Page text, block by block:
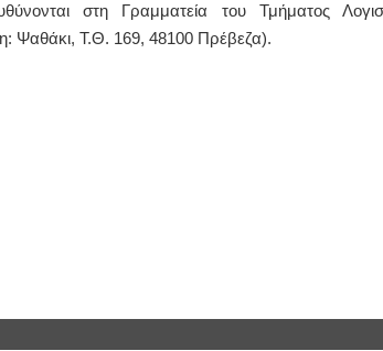
στη Γραμματεία του Τμήματος
Ψαθάκι, Τ.Θ. 169, 48100 Πρέβεζα).
ΚΩΝΣΤΑΝΤΙΝΟΣ Ε. ΑΡΩΝΗΣ
Holter πίεσης και ρυθμού
Χειρουργός